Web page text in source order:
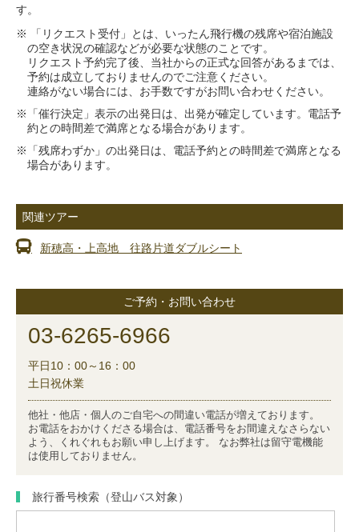
す。
※ 「リクエスト受付」とは、いったん飛行機の残席や宿泊施設
の空き状況の確認などが必要な状態のことです。
リクエスト予約完了後、当社からの正式な回答があるまでは、
予約は成立しておりませんのでご注意ください。
連絡がない場合には、お手数ですがお問い合わせください。
※「催行決定」表示の出発日は、出発が確定しています。電話予
約との時間差で満席となる場合があります。
※「残席わずか」の出発日は、電話予約との時間差で満席となる
場合があります。
関連ツアー
新穂高・上高地 往路片道ダブルシート
ご予約・お問い合わせ
03-6265-6966
平日10：00～16：00
土日祝休業
他社・他店・個人のご自宅への間違い電話が増えております。
お電話をおかけくださる場合は、電話番号をお間違えなさらない
よう、くれぐれもお願い申し上げます。 なお弊社は留守電機能
は使用しておりません。
旅行番号検索（登山バス対象）